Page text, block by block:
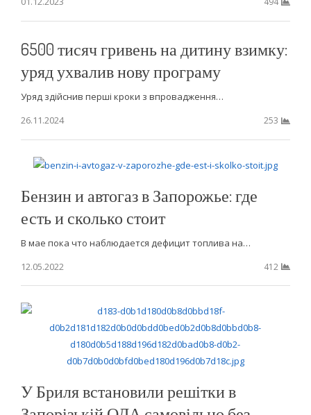
6500 тисяч гривень на дитину взимку:
уряд ухвалив нову програму
Уряд здійснив перші кроки з впровадження…
26.11.2024
253
Бензин и автогаз в Запорожье: где
есть и сколько стоит
В мае пока что наблюдается дефицит топлива на…
12.05.2022
412
У Бриля встановили решітки в